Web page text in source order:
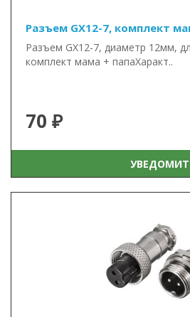
Разъем GX12-7, комплект
Разъем GX12-7, диаметр 12мм,
комплект мама + папаХаракт..
70 ₽